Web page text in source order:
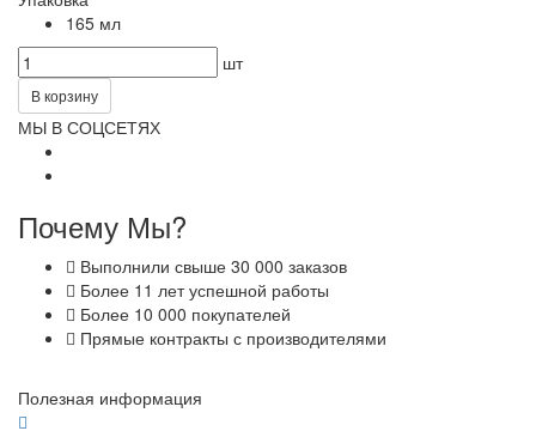
165 мл
шт
В корзину
МЫ В СОЦСЕТЯХ
Почему Мы?
Выполнили свыше 30 000 заказов
Более 11 лет успешной работы
Более 10 000 покупателей
Прямые контракты с производителями
Полезная информация